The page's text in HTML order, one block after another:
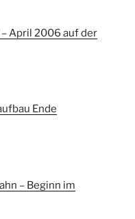
April 2006 auf der
Ende
– Beginn im